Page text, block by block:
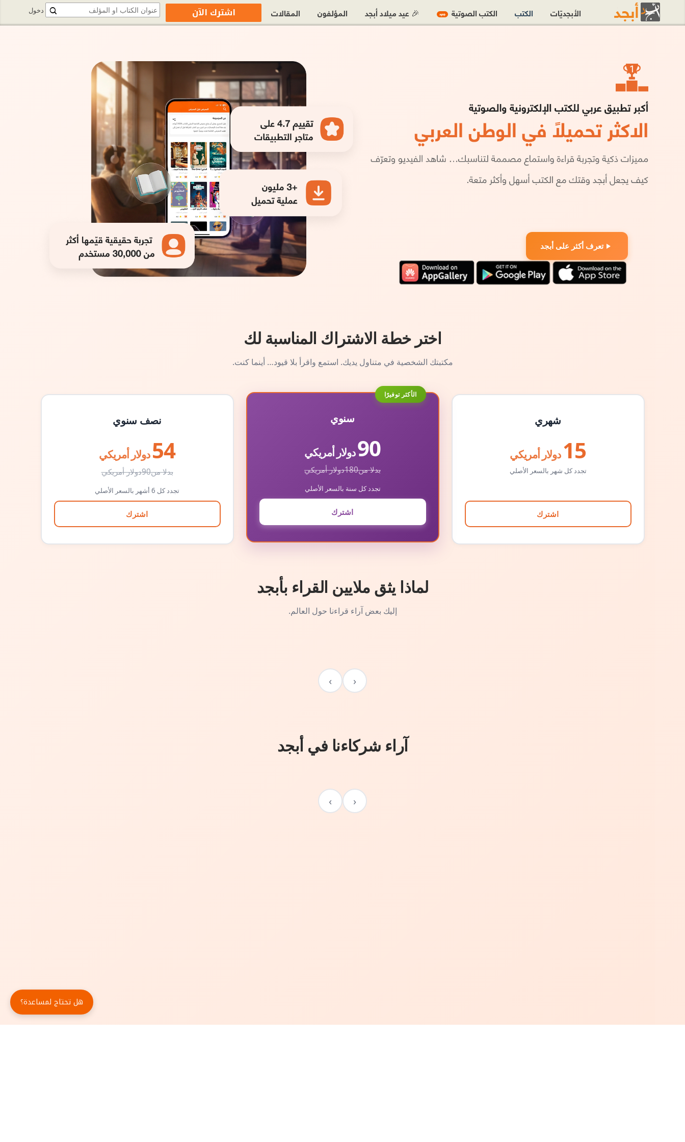
تعرف أكثر على أبجد
اختر خطة الاشتراك المناسبة لك
مكتبتك الشخصية في متناول يديك. استمع واقرأ بلا قيود… أينما كنت.
شهري
15 دولار أمريكي
تجدد كل شهر بالسعر الأصلي
اشترك
الأكثر توفيرًا
سنوي
90دولار أمريكي
بدلا من180دولار أمريكي
تجدد كل سنة بالسعر الأصلي
اشترك
نصف سنوي
54 دولار أمريكي
بدلا من90دولار أمريكي
تجدد كل 6 أشهر بالسعر الأصلي
اشترك
لماذا يثق ملايين القراء بأبجد
إليك بعض آراء قراءنا حول العالم.
‹
›
آراء شركاءنا في أبجد
‹
›
دخول الأبجديّات الكتب الكتب الصوتية جديد 🎉 عيد ميلاد أبجد المؤلفون المقالات اشترك الآن
هل تحتاج لمساعدة؟